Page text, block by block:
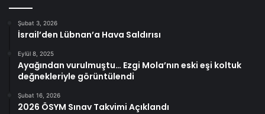
Şubat 3, 2026
İsrail’den Lübnan’a Hava Saldırısı
Eylül 8, 2025
Ayağından vurulmuştu… Ezgi Mola’nın eski eşi koltuk
değnekleriyle görüntülendi
Şubat 16, 2026
2026 ÖSYM Sınav Takvimi Açıklandı